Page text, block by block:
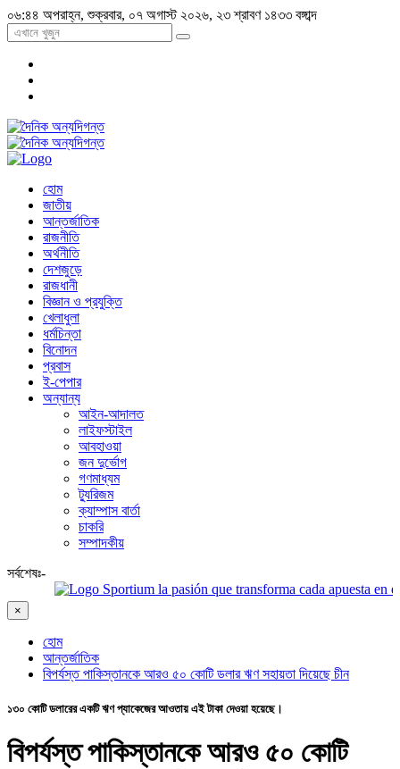
০৬:৪৪ অপরাহ্ন, শুক্রবার, ০৭ অগাস্ট ২০২৬, ২৩ শ্রাবণ ১৪৩৩ বঙ্গাব্দ
হোম
জাতীয়
আন্তর্জাতিক
রাজনীতি
অর্থনীতি
দেশজুড়ে
রাজধানী
বিজ্ঞান ও প্রযুক্তি
খেলাধুলা
ধর্মচিন্তা
বিনোদন
প্রবাস
ই-পেপার
অন্যান্য
আইন-আদালত
লাইফস্টাইল
আবহাওয়া
জন দুর্ভোগ
গণমাধ্যম
ট্যুরিজম
ক্যাম্পাস বার্তা
চাকরি
সম্পাদকীয়
সর্বশেষঃ-
Sportium la pasión que transforma cada apuesta en emoción
×
হোম
আন্তর্জাতিক
বিপর্যস্ত পাকিস্তানকে আরও ৫০ কোটি ডলার ঋণ সহায়তা দিয়েছে চীন
১৩০ কোটি ডলারের একটি ঋণ প্যাকেজের আওতায় এই টাকা দেওয়া হয়েছে।
বিপর্যস্ত পাকিস্তানকে আরও ৫০ কোটি